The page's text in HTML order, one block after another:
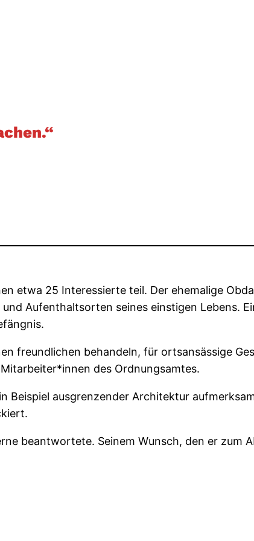
etwa 25 Interessierte teil. Der ehemalige
Aufenthaltsorten seines einstigen Lebens.
freundlichen behandeln, für ortsansässige
des Ordnungsamtes.
ausgrenzender Architektur
beantwortete. Seinem Wunsch, den er zum